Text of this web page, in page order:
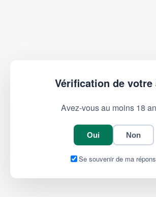
Vérification de votre
Avez-vous au moins 18
Oui Non
Se souvenir de ma